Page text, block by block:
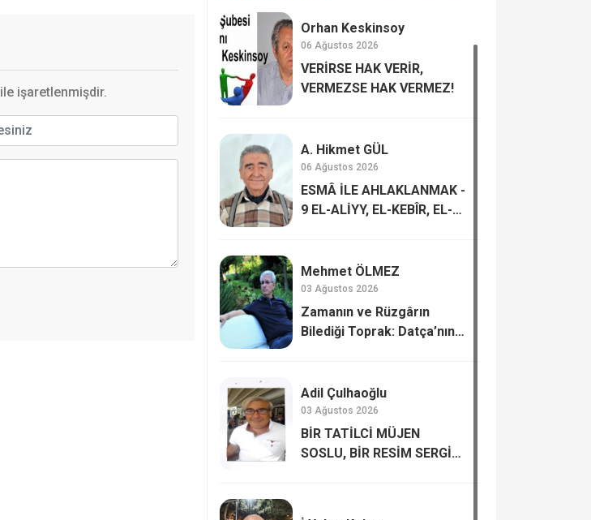
ile işaretlenmişdir.
Orhan Keskinsoy
06 Ağustos 2026
VERİRSE HAK VERİR,
VERMEZSE HAK VERMEZ!
A. Hikmet GÜL
06 Ağustos 2026
ESMÂ İLE AHLAKLANMAK -
9 EL-ALİYY, EL-KEBÎR, EL-
Mehmet ÖLMEZ
03 Ağustos 2026
Zamanın ve Rüzgârın
Bilediği Toprak: Datça’nın
Adil Çulhaoğlu
03 Ağustos 2026
BİR TATİLCİ MÜJEN
SOSLU, BİR RESİM SERGİSİ